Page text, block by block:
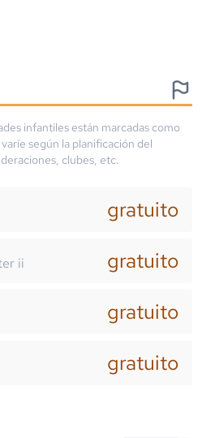
infantiles están marcadas como
según la planificación del
clubes, etc.
gratuito
ii
gratuito
gratuito
gratuito